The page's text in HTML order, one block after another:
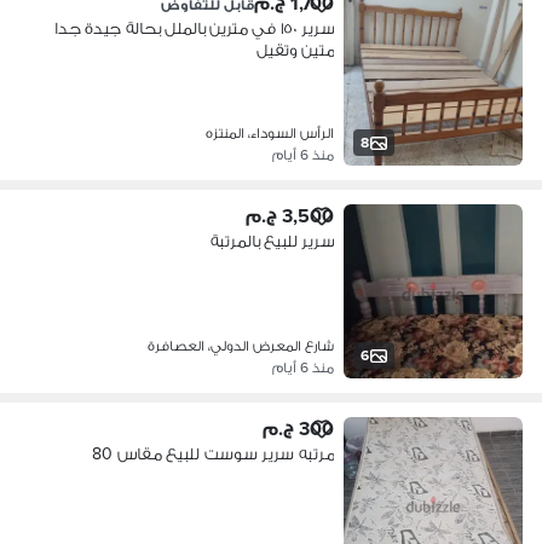
8
قابل للتفاوض
سرير ١٥٠ في مترين بالملل بحالة جيدة جدا
متين وتقيل
الرأس السوداء، المنتزه
منذ 6 أيام
6
3,500 ج.م
سرير للبيع بالمرتبة
شارع المعرض الدولي، العصافرة
منذ 6 أيام
300 ج.م
مرتبه سرير سوست للبيع مقاس 80